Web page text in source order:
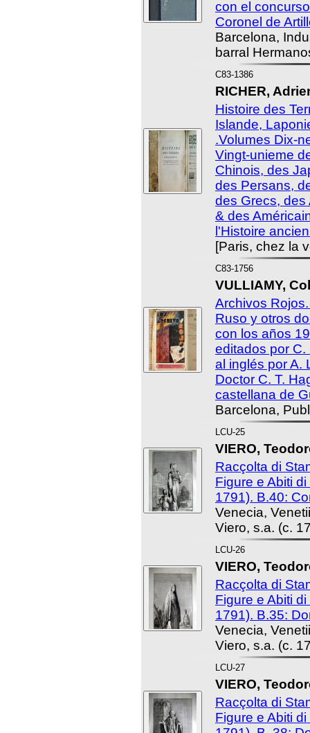
con el
Coronel de
Barcelona,
barral
C83-1386
RICHER,
Histoire des
Islande,
.Volumes Dix-
Vingt-unieme
Chinois, des
des Persans,
des Grecs, des
& des
l'Histoire
[Paris, chez la
C83-1756
VULLIAMY,
Archivos
Ruso y otros
con los años
editados por C.
al inglés por A.
Doctor C. T.
castellana de
Barcelona,
LCU-25
VIERO,
Racçolta di
Figure e Abiti
1791). B.40:
Venecia,
Viero, s.a. (c.
LCU-26
VIERO,
Racçolta di
Figure e Abiti
1791). B.35:
Venecia,
Viero, s.a. (c.
LCU-27
VIERO,
Racçolta di
Figure e Abiti